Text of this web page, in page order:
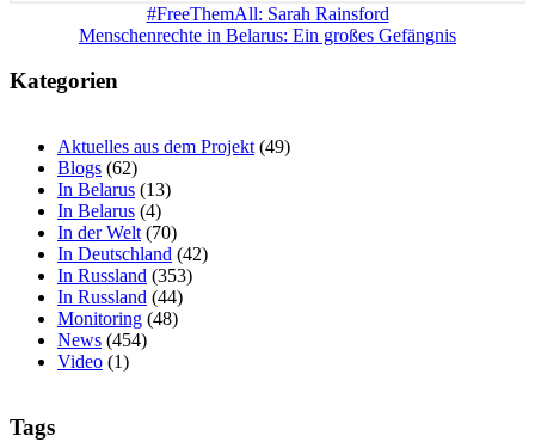
Beitragsnavigation#FreeThemAll: Sarah Rainsford
Menschenrechte in Belarus: Ein großes Gefängnis
Kategorien
Aktuelles aus dem Projekt (49)
Blogs (62)
In Belarus (13)
In Belarus (4)
In der Welt (70)
In Deutschland (42)
In Russland (353)
In Russland (44)
Monitoring (48)
News (454)
Video (1)
Tags